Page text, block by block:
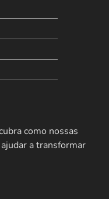
como nossas
a transformar